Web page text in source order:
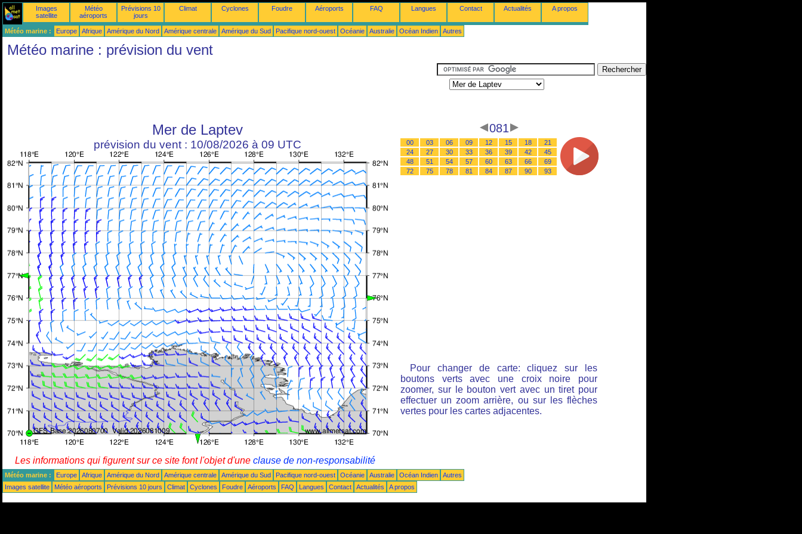
Images
satellite
Météo
aéroports
Prévisions 10
jours
Climat Cyclones Foudre Aéroports FAQ Langues Contact Actualités A propos
Météo marine : Europe Afrique Amérique du Nord Amérique centrale Amérique du Sud Pacifique nord-ouest Océanie Australie Océan Indien Autres
Météo marine : prévision du vent
Mer de Laptev
prévision du vent : 10/08/2026 à 09 UTC
081
00 03 06 09 12 15 18
21
24
27 30 33 36 39 42
45
48
51 54 57 60 63 66
69
72
75 78 81 84 87 90 93
Pour changer de carte: cliquez sur les
boutons verts avec une croix noire pour
zoomer, sur le bouton vert avec un tiret pour
effectuer un zoom arrière, ou sur les flèches
vertes pour les cartes adjacentes.
Les informations qui figurent sur ce site font l'objet d'une clause de non-responsabilité
Météo marine : Europe Afrique Amérique du Nord Amérique centrale Amérique du Sud Pacifique nord-ouest Océanie Australie Océan Indien
Autres
Images satellite
Météo aéroports Prévisions 10 jours Climat Cyclones Foudre Aéroports FAQ Langues Contact Actualités A propos